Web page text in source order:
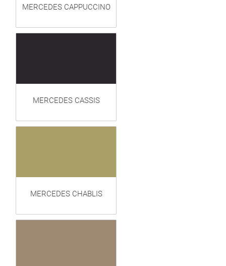
MERCEDES CAPPUCCINO
MERCEDES CASSIS
MERCEDES CHABLIS